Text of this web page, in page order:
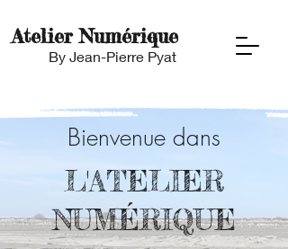
Atelier Numérique
By Jean-Pierre Pyat
Bienvenue dans
L'ATELIER
NUMÉRIQUE